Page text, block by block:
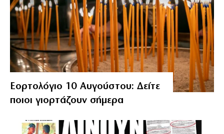
Εορτολόγιο 10 Αυγούστου: Δείτε
ποιοι γιορτάζουν σήμερα